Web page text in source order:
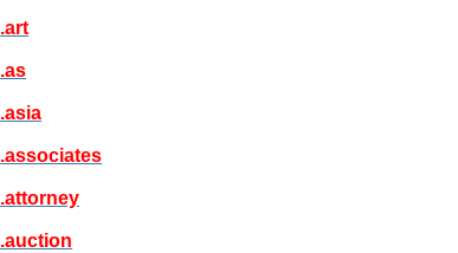
.art
.as
.asia
.associates
.attorney
.auction